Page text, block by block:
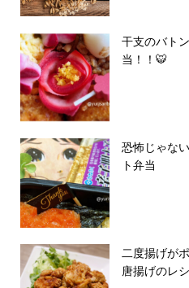
干支のバト
当！！🐯
恐怖じゃな
ト弁当
二度揚げが
唐揚げのレ